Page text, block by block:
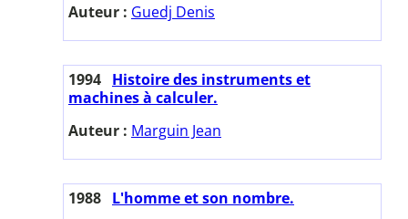
Auteur : Guedj Denis
1994 Histoire des instruments et
machines à calculer.
Auteur : Marguin Jean
1988 L'homme et son nombre.